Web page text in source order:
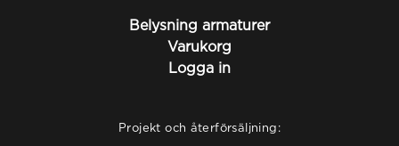
Belysning armaturer
Varukorg
Logga in
Projekt och återförsäljning: